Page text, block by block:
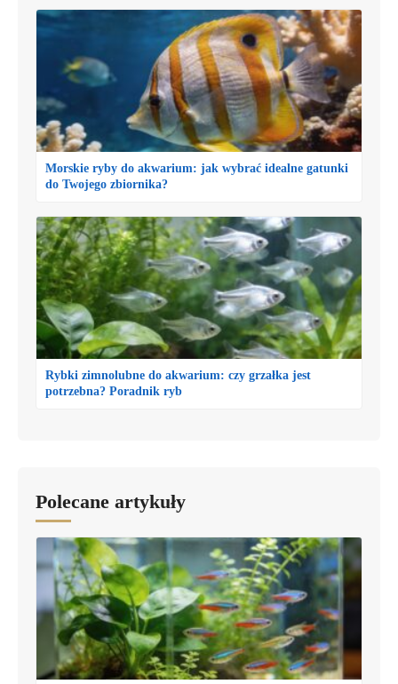
Morskie ryby do akwarium: jak wybrać idealne gatunki
do Twojego zbiornika?
Rybki zimnolubne do akwarium: czy grzałka jest
potrzebna? Poradnik ryb
Polecane artykuły